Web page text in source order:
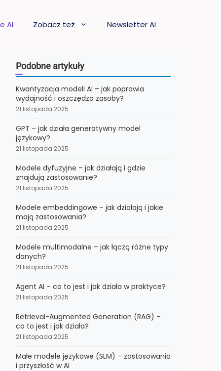
AI Zobacz też Newsletter AI
Podobne artykuły
Kwantyzacja modeli AI – jak poprawia
wydajność i oszczędza zasoby?
21 listopada 2025
GPT – jak działa generatywny model
językowy?
21 listopada 2025
Modele dyfuzyjne – jak działają i gdzie
znajdują zastosowanie?
21 listopada 2025
Modele embeddingowe – jak działają i jakie
mają zastosowania?
21 listopada 2025
Modele multimodalne – jak łączą różne typy
danych?
21 listopada 2025
Agent AI – co to jest i jak działa w praktyce?
21 listopada 2025
Retrieval-Augmented Generation (RAG) –
co to jest i jak działa?
21 listopada 2025
Małe modele językowe (SLM) – zastosowania
i przyszłość w AI